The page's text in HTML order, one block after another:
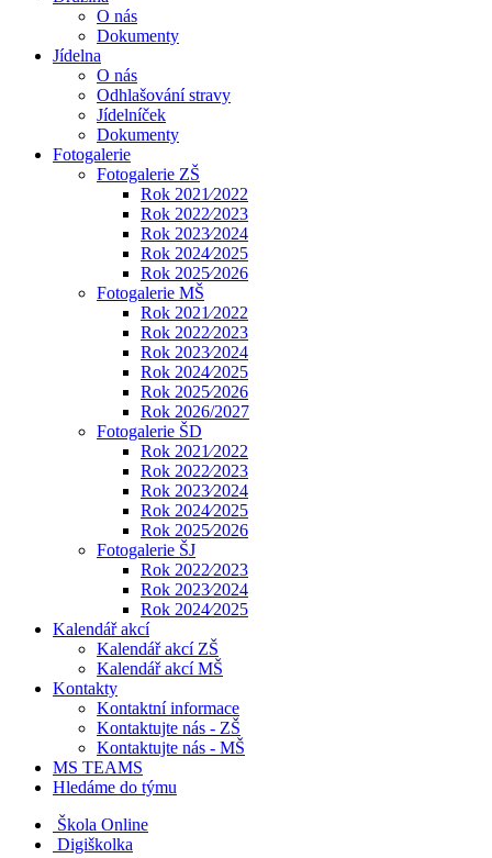
O nás
Dokumenty
Jídelna
O nás
Odhlašování stravy
Jídelníček
Dokumenty
Fotogalerie
Fotogalerie ZŠ
Rok 2021⁄2022
Rok 2022⁄2023
Rok 2023⁄2024
Rok 2024⁄2025
Rok 2025⁄2026
Fotogalerie MŠ
Rok 2021⁄2022
Rok 2022⁄2023
Rok 2023⁄2024
Rok 2024⁄2025
Rok 2025⁄2026
Rok 2026/2027
Fotogalerie ŠD
Rok 2021⁄2022
Rok 2022⁄2023
Rok 2023⁄2024
Rok 2024⁄2025
Rok 2025⁄2026
Fotogalerie ŠJ
Rok 2022⁄2023
Rok 2023⁄2024
Rok 2024⁄2025
Kalendář akcí
Kalendář akcí ZŠ
Kalendář akcí MŠ
Kontakty
Kontaktní informace
Kontaktujte nás - ZŠ
Kontaktujte nás - MŠ
MS TEAMS
Hledáme do týmu
Škola Online
Digiškolka